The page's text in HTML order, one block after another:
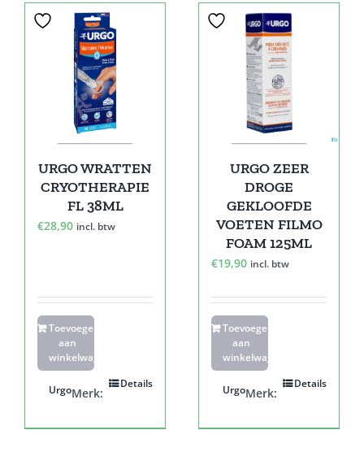
URGO WRATTEN
CRYOTHERAPIE
FL 38ML
€28,90 incl. btw
Toevoegen
aan
winkelwagen
Details
Merk:
Urgo
URGO ZEER
DROGE
GEKLOOFDE
VOETEN FILMO
FOAM 125ML
€19,90 incl. btw
Toevoegen
aan
winkelwagen
Details
Merk:
Urgo